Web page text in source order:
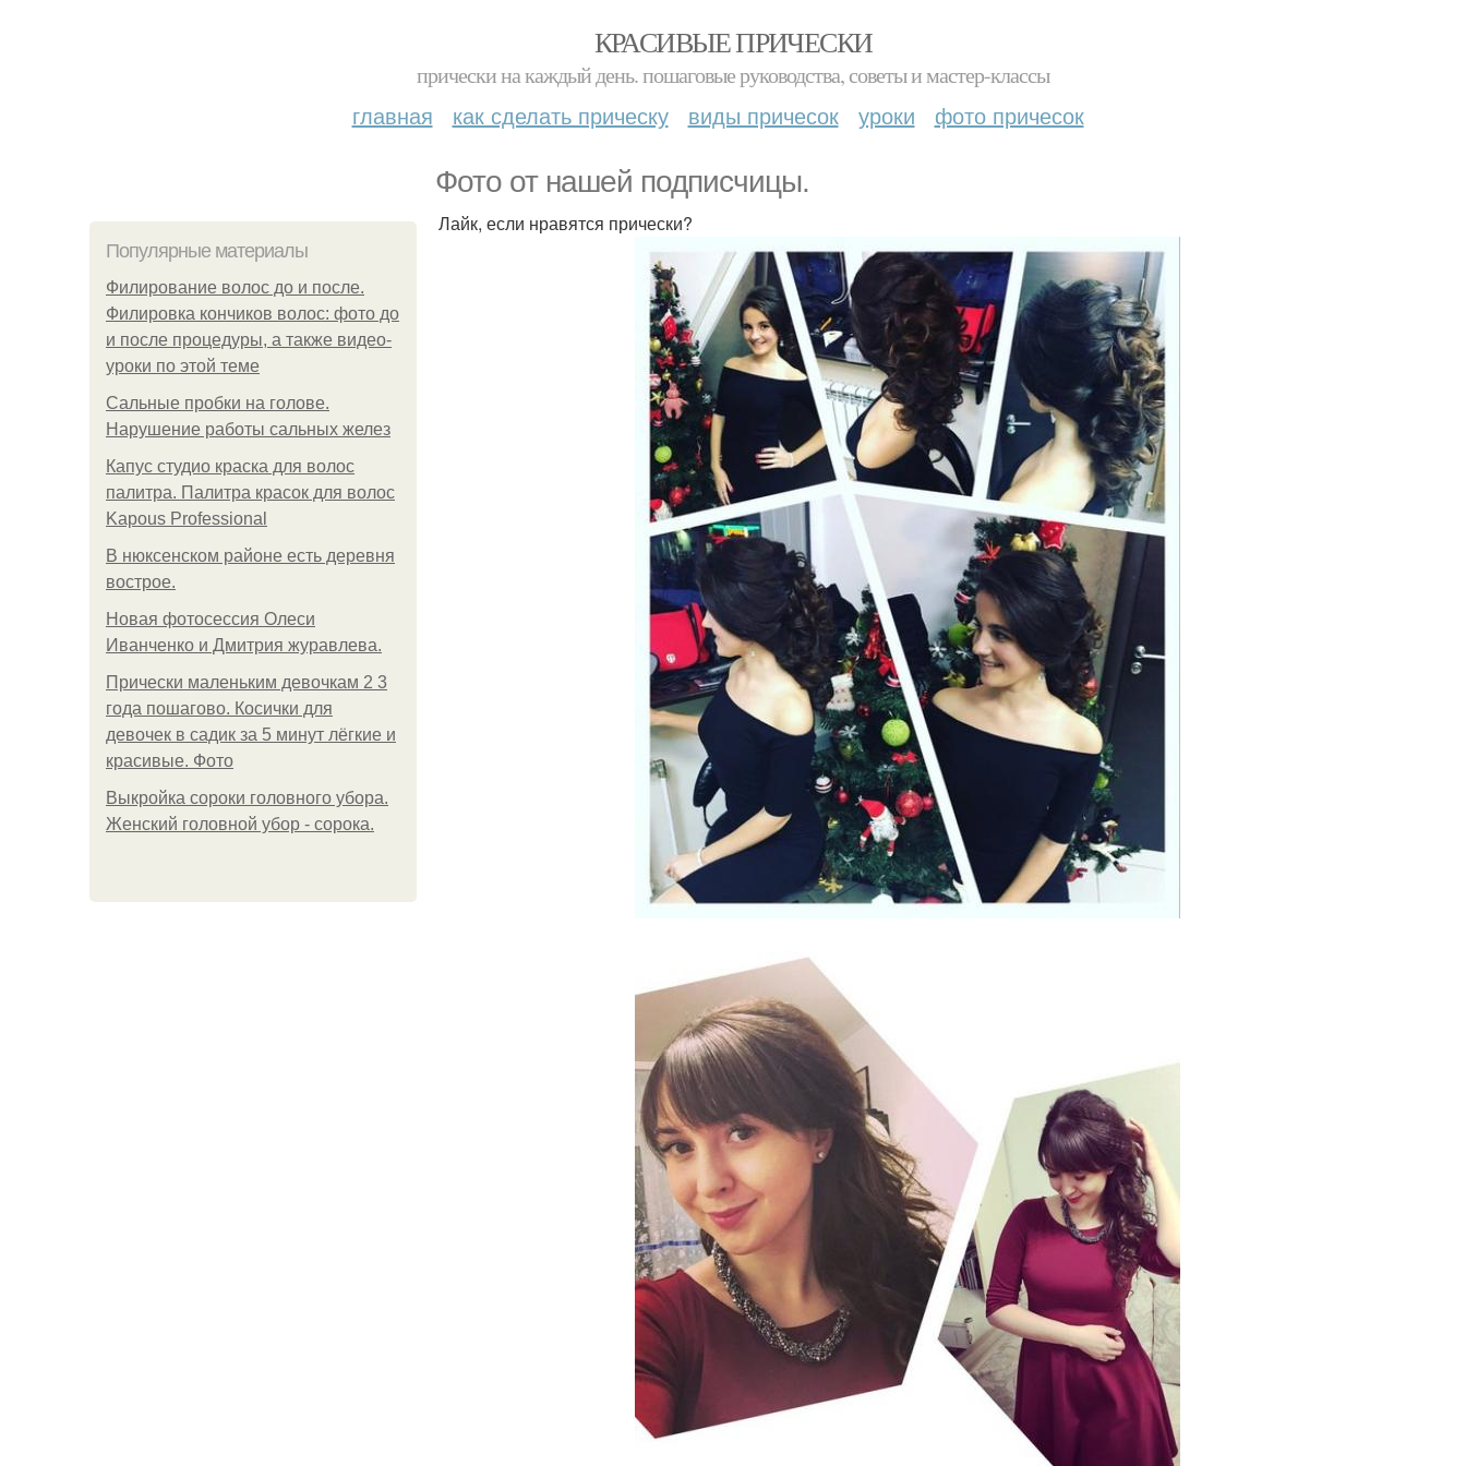
КРАСИВЫЕ ПРИЧЕСКИ
прически на каждый день. пошаговые руководства, советы и мастер-классы
главная как сделать прическу виды причесок уроки фото причесок
Фото от нашей подписчицы.
Популярные материалы
Филирование волос до и после.
Филировка кончиков волос: фото до
и после процедуры, а также видео-
уроки по этой теме
Сальные пробки на голове.
Нарушение работы сальных желез
Капус студио краска для волос
палитра. Палитра красок для волос
Kapous Professional
В нюксенском районе есть деревня
вострое.
Новая фотосессия Олеси
Иванченко и Дмитрия журавлева.
Прически маленьким девочкам 2 3
года пошагово. Косички для
девочек в садик за 5 минут лёгкие и
красивые. Фото
Выкройка сороки головного убора.
Женский головной убор - сорока.
Лайк, если нравятся прически?